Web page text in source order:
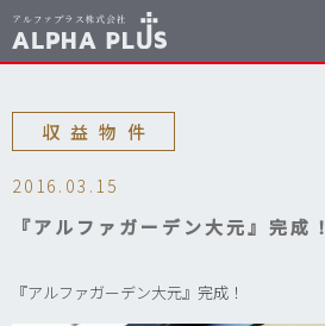
収益物件
2016.03.15
『アルファガーデン大元』完成！
『アルファガーデン大元』完成！